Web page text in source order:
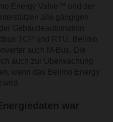
Energy Valve™ und der
alle gängigen
Gebäudeautomation
TCP und RTU, Belimo
auch M-Bus. Die
auch zur Überwachung
wenn das Belimo Energy
wird.
war